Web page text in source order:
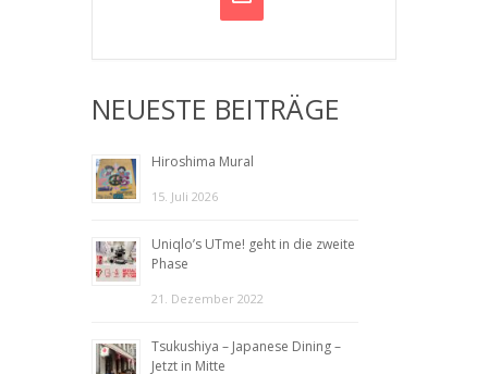
NEUESTE BEITRÄGE
Hiroshima Mural
15. Juli 2026
Uniqlo’s UTme! geht in die zweite
Phase
21. Dezember 2022
Tsukushiya – Japanese Dining –
Jetzt in Mitte